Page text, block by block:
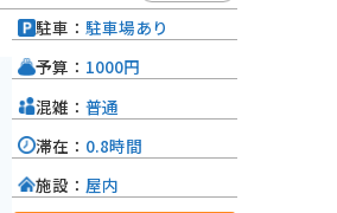
駐車： 駐車場あり
予算： 1000円
混雑： 普通
滞在： 0.8時間
施設： 屋内